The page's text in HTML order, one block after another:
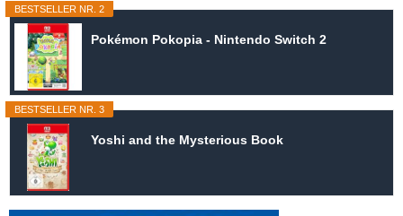
BESTSELLER NR. 2
Pokémon Pokopia - Nintendo Switch 2
BESTSELLER NR. 3
Yoshi and the Mysterious Book